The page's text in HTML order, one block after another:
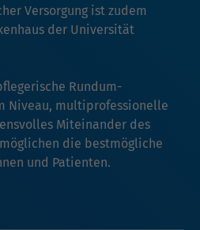
Versorgung ist zudem
der Universität
Rundum-
Niveau, multiprofessionelle
Miteinander des
die bestmögliche
und Patienten.